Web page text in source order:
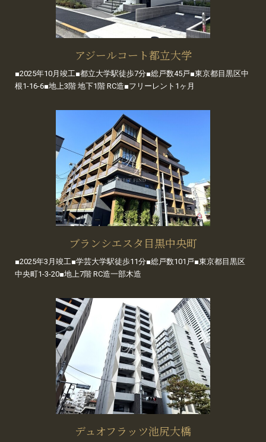
アジールコート都立大学
■2025年10月竣工■都立大学駅徒歩7分■総戸数45戸■東京都目黒区中
根1-16-6■地上3階 地下1階 RC造■フリーレント1ヶ月
ブランシエスタ目黒中央町
■2025年3月竣工■学芸大学駅徒歩11分■総戸数101戸■東京都目黒区
中央町1-3-20■地上7階 RC造一部木造
デュオフラッツ池尻大橋